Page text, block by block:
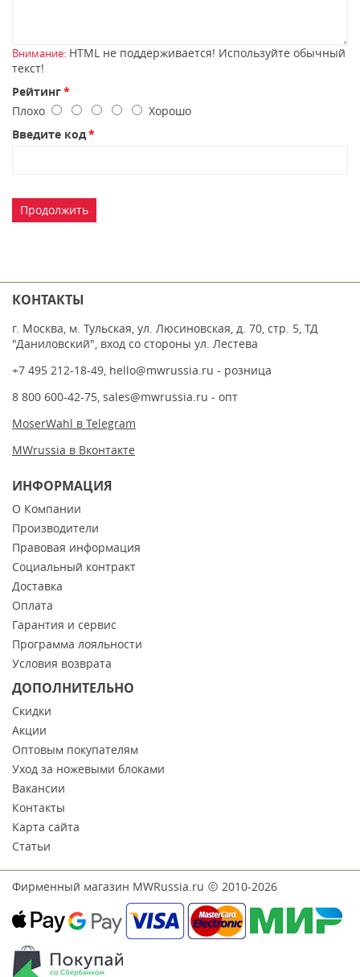
Внимание: HTML не поддерживается! Используйте обычный
текст!
Рейтинг
Плохо
Хорошо
Введите код
Продолжить
КОНТАКТЫ
г. Москва, м. Тульская, ул. Люсиновская, д. 70, стр. 5, ТД
"Даниловский", вход со стороны ул. Лестева
+7 495 212-18-49, hello@mwrussia.ru - розница
8 800 600-42-75, sales@mwrussia.ru - опт
MoserWahl в Telegram
MWrussia в Вконтакте
ИНФОРМАЦИЯ
О Компании
Производители
Правовая информация
Социальный контракт
Доставка
Оплата
Гарантия и сервис
Программа лояльности
Условия возврата
ДОПОЛНИТЕЛЬНО
Скидки
Акции
Оптовым покупателям
Уход за ножевыми блоками
Вакансии
Контакты
Карта сайта
Статьи
Фирменный магазин MWRussia.ru 2010-2026